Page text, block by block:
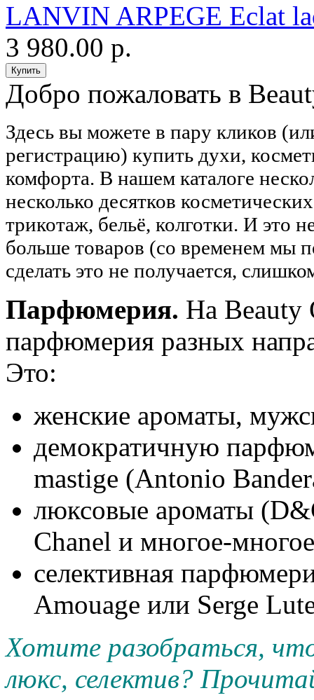
LANVIN ARPEGE Eclat
3 980.00 р.
Добро пожаловать в
Здесь вы можете в пару кликов
регистрацию) купить духи,
комфорта. В нашем каталоге
несколько десятков
трикотаж, бельё, колготки. И это
больше товаров (со временем мы
сделать это не получается,
Парфюмерия. На Beauty
парфюмерия разных
Это:
женские ароматы,
демократичную
mastige (Antonio
люксовые ароматы
Chanel и многое-
селективная
Amouage или Serge
Хотите разобраться,
люкс, селектив?